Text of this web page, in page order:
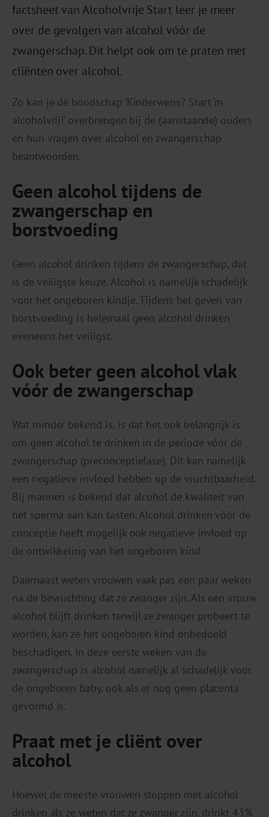
factsheet van Alcoholvrije Start leer je meer
over de gevolgen van alcohol vóór de
zwangerschap. Dit helpt ook om te praten met
cliënten over alcohol.
Zo kan je de boodschap ‘Kinderwens? Start ‘m
alcoholvrij!’ overbrengen bij de (aanstaande) ouders
en hun vragen over alcohol en zwangerschap
beantwoorden.
Geen alcohol tijdens de
zwangerschap en
borstvoeding
Geen alcohol drinken tijdens de zwangerschap, dat
is de veiligste keuze. Alcohol is namelijk schadelijk
voor het ongeboren kindje. Tijdens het geven van
borstvoeding is helemaal geen alcohol drinken
eveneens het veiligst.
Ook beter geen alcohol vlak
vóór de zwangerschap
Wat minder bekend is, is dat het ook belangrijk is
om geen alcohol te drinken in de periode vóór de
zwangerschap (preconceptiefase). Dit kan namelijk
een negatieve invloed hebben op de vruchtbaarheid.
Bij mannen is bekend dat alcohol de kwaliteit van
het sperma aan kan tasten. Alcohol drinken vóór de
conceptie heeft mogelijk ook negatieve invloed op
de ontwikkeling van het ongeboren kind.
Daarnaast weten vrouwen vaak pas een paar weken
na de bevruchting dat ze zwanger zijn. Als een vrouw
alcohol blijft drinken terwijl ze zwanger probeert te
worden, kan ze het ongeboren kind onbedoeld
beschadigen. In deze eerste weken van de
zwangerschap is alcohol namelijk al schadelijk voor
de ongeboren baby, ook als er nog geen placenta
gevormd is.
Praat met je cliënt over
alcohol
Hoewel de meeste vrouwen stoppen met alcohol
drinken als ze weten dat ze zwanger zijn, drinkt 43%